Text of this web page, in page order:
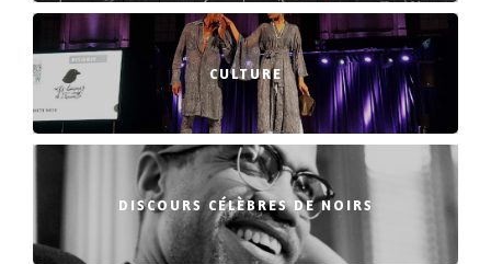
CULTURE
DISCOURS CÉLÈBRES DE NOIRS